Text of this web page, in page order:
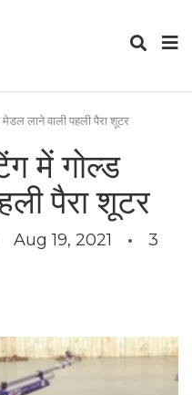
लाने वाली पहली पैरा शूटर
में गोल्ड
पैरा शूटर
Aug 19, 2021
3